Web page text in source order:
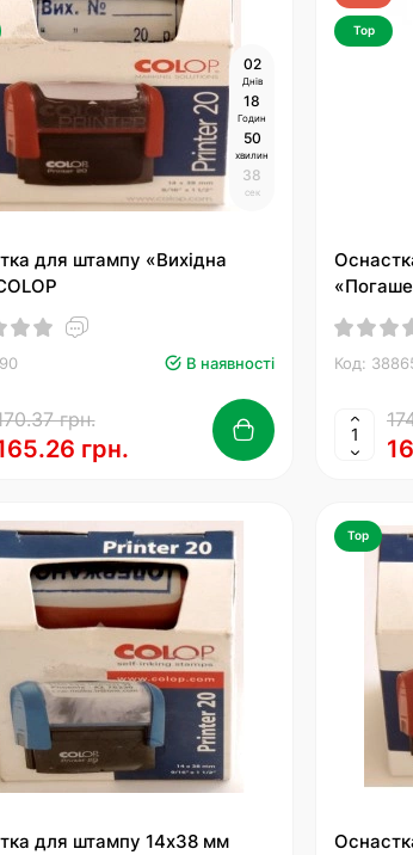
02
Днів
18
Годин
50
хвилин
37
сек
для штампу «Вихідна
В наявності
грн.
грн.
Top
Код:
для штампу 14х38 мм
Top